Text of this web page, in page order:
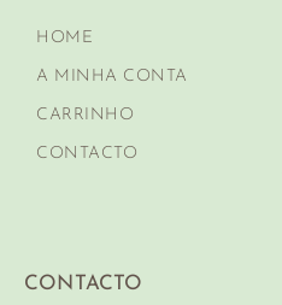
HOME
A MINHA CONTA
CARRINHO
CONTACTO
CONTACTO